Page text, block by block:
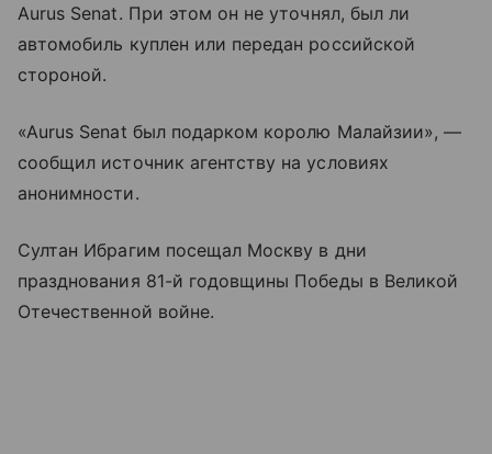
Aurus Senat. При этом он не уточнял, был ли
автомобиль куплен или передан российской
стороной.
«Aurus Senat был подарком королю Малайзии», —
сообщил источник агентству на условиях
анонимности.
Султан Ибрагим посещал Москву в дни
празднования 81-й годовщины Победы в Великой
Отечественной войне.